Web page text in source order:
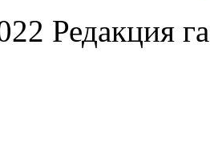
Редакция